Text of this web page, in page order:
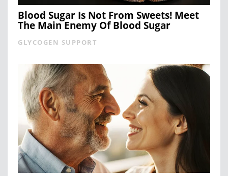
Blood Sugar Is Not From Sweets! Meet
The Main Enemy Of Blood Sugar
GLYCOGEN SUPPORT